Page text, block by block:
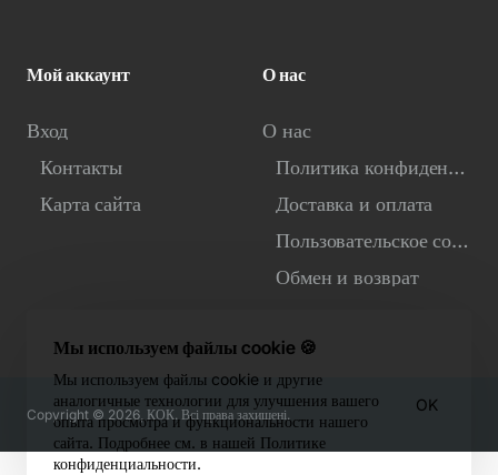
Мы используем файлы cookie 🍪
Мы используем файлы cookie и другие
аналогичные технологии для улучшения вашего
опыта просмотра и функциональности нашего
сайта. Подробнее см. в нашей Политике
конфиденциальности.
OK
Мой аккаунт
Вход
Контакты
Карта сайта
О нас
О нас
Политика конфиденциальности
Доставка и оплата
Пользовательское соглашение
Обмен и возврат
Copyright © 2026, КОК. Всі права захищені.